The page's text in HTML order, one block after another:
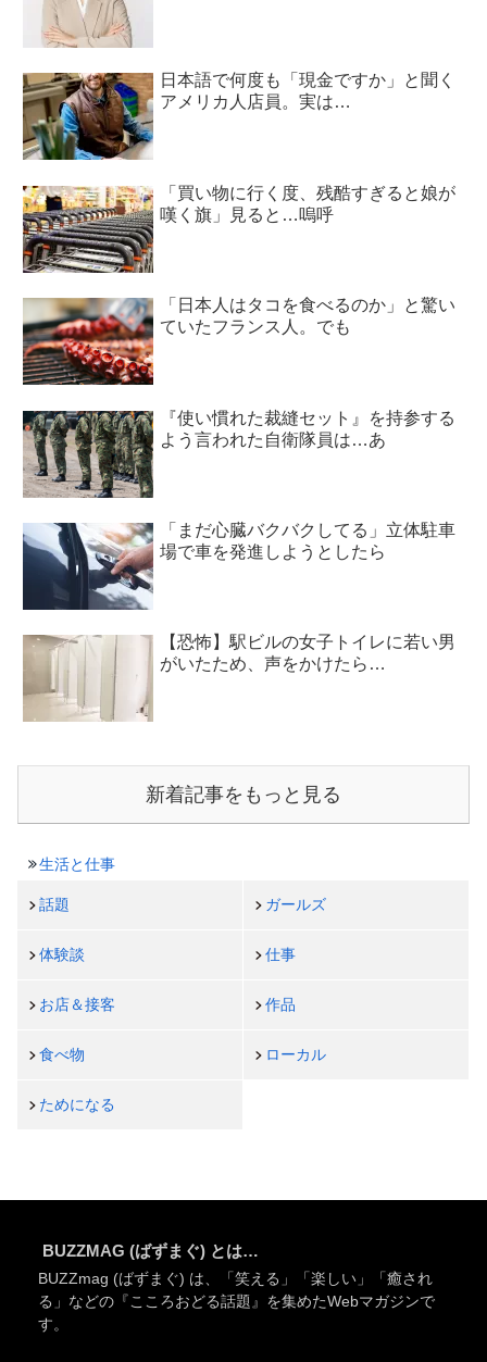
日本語で何度も「現金ですか」と聞く
アメリカ人店員。実は…
「買い物に行く度、残酷すぎると娘が
嘆く旗」見ると…嗚呼
「日本人はタコを食べるのか」と驚い
ていたフランス人。でも
『使い慣れた裁縫セット』を持参する
よう言われた自衛隊員は…あ
「まだ心臓バクバクしてる」立体駐車
場で車を発進しようとしたら
【恐怖】駅ビルの女子トイレに若い男
がいたため、声をかけたら…
新着記事をもっと見る
生活と仕事
話題 ガールズ
体験談 仕事
お店＆接客 作品
食べ物 ローカル
ためになる
BUZZMAG (ばずまぐ) とは…
BUZZmag (ばずまぐ) は、「笑える」「楽しい」「癒され
る」などの『こころおどる話題』を集めたWebマガジンで
す。